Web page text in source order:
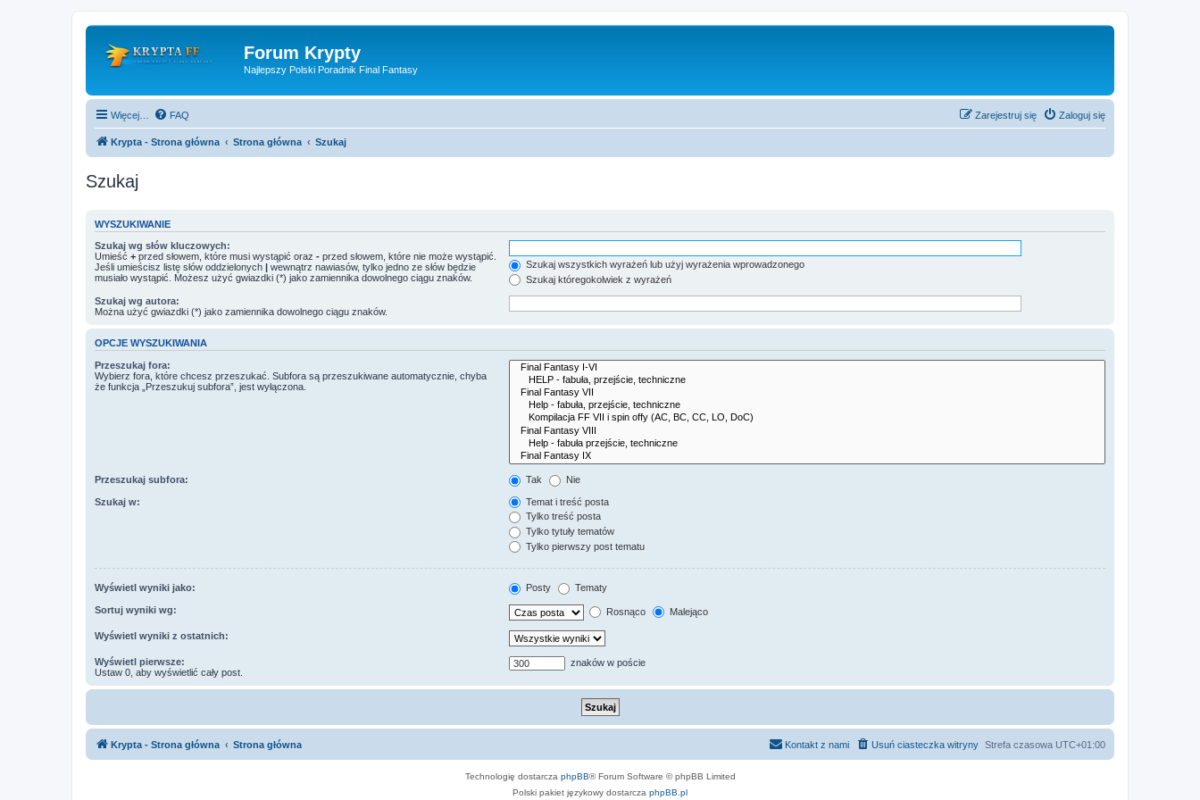
Forum Krypty
Najlepszy Polski Poradnik Final Fantasy
Więcej… FAQ Zaloguj się
Zarejestruj się
Krypta - Strona główna Strona główna Szukaj
Szukaj
WYSZUKIWANIE
Szukaj wg słów kluczowych:
Umieść + przed słowem, które musi wystąpić oraz - przed słowem, które nie może wystąpić.
Jeśli umieścisz listę słów oddzielonych | wewnątrz nawiasów, tylko jedno ze słów będzie
musiało wystąpić. Możesz użyć gwiazdki (*) jako zamiennika dowolnego ciągu znaków.
Szukaj wszystkich wyrażeń lub użyj wyrażenia wprowadzonego
Szukaj któregokolwiek z wyrażeń
Szukaj wg autora:
Można użyć gwiazdki (*) jako zamiennika dowolnego ciągu znaków.
OPCJE WYSZUKIWANIA
Przeszukaj fora:
Wybierz fora, które chcesz przeszukać. Subfora są przeszukiwane automatycznie, chyba
że funkcja „Przeszukuj subfora”, jest wyłączona.
Przeszukaj subfora: Tak Nie
Szukaj w:
Temat i treść posta
Tylko treść posta
Tylko tytuły tematów
Tylko pierwszy post tematu
Wyświetl wyniki jako: Posty Tematy
Sortuj wyniki wg: Rosnąco Malejąco
Wyświetl wyniki z ostatnich:
Wyświetl pierwsze:
Ustaw 0, aby wyświetlić cały post.
znaków w poście
Krypta - Strona główna Strona główna Strefa czasowa UTC+01:00
Usuń ciasteczka witryny
Kontakt z nami
Technologię dostarcza phpBB® Forum Software © phpBB Limited
Polski pakiet językowy dostarcza phpBB.pl